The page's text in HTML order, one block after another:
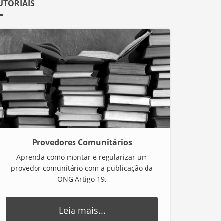
Provedores Comunitários
Aprenda como montar e regularizar um
provedor comunitário com a publicação da
ONG Artigo 19.
Leia mais...